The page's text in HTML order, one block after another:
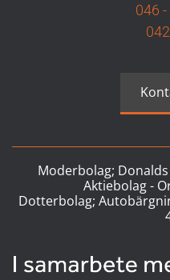
046
Moderbolag;
Aktiebolag -
Dotterbolag;